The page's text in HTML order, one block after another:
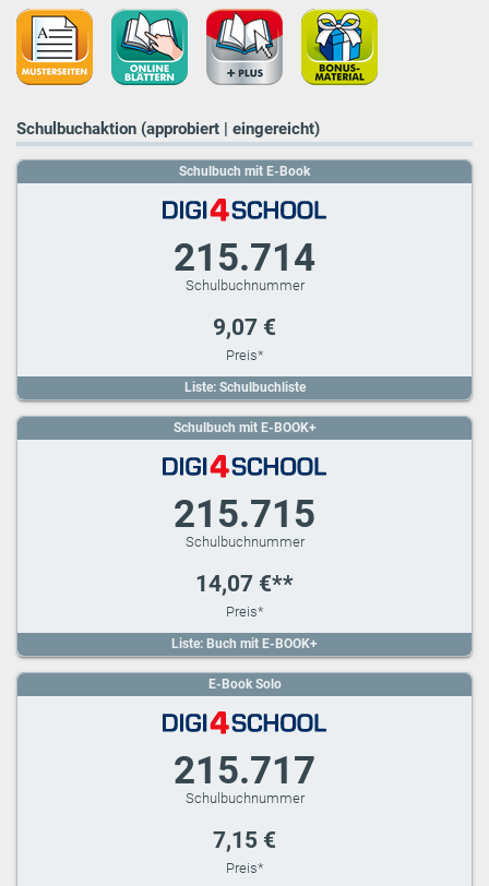
Schulbuchaktion (approbiert | eingereicht)
Liste: Schulbuchliste
Schulbuch mit E-Book
215.714
9,07 €
Liste: Buch mit E-BOOK+
Schulbuch mit E-BOOK+
215.715
14,07 €**
E-Book Solo
215.717
7,15 €